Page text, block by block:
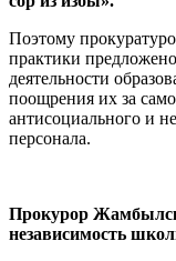
Поэтому
практики
деятельности
поощрения их за
антисоциального и
персонала.
Прокурор
независимость